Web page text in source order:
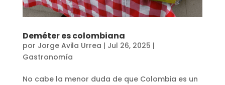
Deméter es colombiana
por Jorge Avila Urrea | Jul 26, 2025 |
Gastronomía
No cabe la menor duda de que Colombia es un